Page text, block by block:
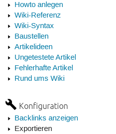
Howto anlegen
Wiki-Referenz
Wiki-Syntax
Baustellen
Artikelideen
Ungetestete Artikel
Fehlerhafte Artikel
Rund ums Wiki
Konfiguration
Backlinks anzeigen
Exportieren